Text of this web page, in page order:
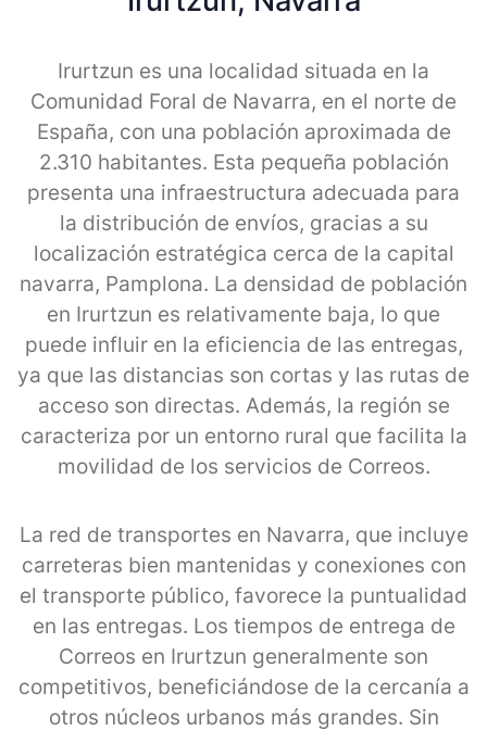
Irurtzun es una localidad situada en la
Comunidad Foral de Navarra, en el norte de
España, con una población aproximada de
2.310 habitantes. Esta pequeña población
presenta una infraestructura adecuada para
la distribución de envíos, gracias a su
localización estratégica cerca de la capital
navarra, Pamplona. La densidad de población
en Irurtzun es relativamente baja, lo que
puede influir en la eficiencia de las entregas,
ya que las distancias son cortas y las rutas de
acceso son directas. Además, la región se
caracteriza por un entorno rural que facilita la
movilidad de los servicios de Correos.
La red de transportes en Navarra, que incluye
carreteras bien mantenidas y conexiones con
el transporte público, favorece la puntualidad
en las entregas. Los tiempos de entrega de
Correos en Irurtzun generalmente son
competitivos, beneficiándose de la cercanía a
otros núcleos urbanos más grandes. Sin